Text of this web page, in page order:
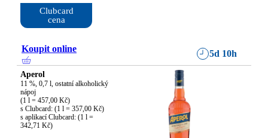
Clubcard
cena
Koupit online 5d 10h
Aperol
11 %, 0,7 l, ostatní alkoholický
nápoj
(1 l = 457,00 Kč)
s Clubcard: (1 l = 357,00 Kč)
s aplikací Clubcard: (1 l =
342,71 Kč)